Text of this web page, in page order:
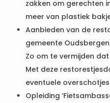
zakken om gerechten
meer van plastiek
Aanbieden van de
gemeente
Zo om te vermijden
Met deze
eventuele
Opleiding